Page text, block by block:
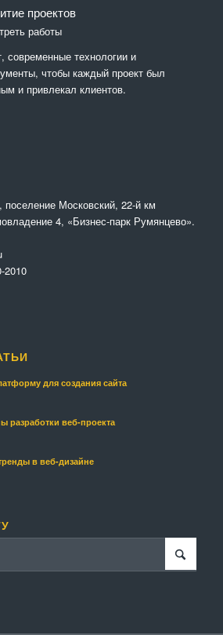
проектов
работы
технологии и
чтобы каждый проект был
и привлекал клиентов.
Московский, 22-й км
4, «Бизнес-парк Румянцево».
2010
для создания сайта
разработки веб-проекта
в веб-дизайне